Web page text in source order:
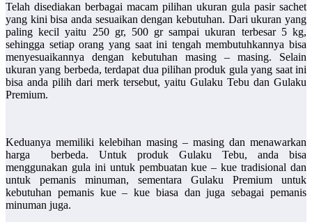
Telah disediakan berbagai macam pilihan ukuran gula pasir sachet
yang kini bisa anda sesuaikan dengan kebutuhan. Dari ukuran yang
paling kecil yaitu 250 gr, 500 gr sampai ukuran terbesar 5 kg,
sehingga setiap orang yang saat ini tengah membutuhkannya bisa
menyesuaikannya dengan kebutuhan masing – masing. Selain
ukuran yang berbeda, terdapat dua pilihan produk gula yang saat ini
bisa anda pilih dari merk tersebut, yaitu Gulaku Tebu dan Gulaku
Premium.
Keduanya memiliki kelebihan masing – masing dan menawarkan
harga berbeda. Untuk produk Gulaku Tebu, anda bisa
menggunakan gula ini untuk pembuatan kue – kue tradisional dan
untuk pemanis minuman, sementara Gulaku Premium untuk
kebutuhan pemanis kue – kue biasa dan juga sebagai pemanis
minuman juga.